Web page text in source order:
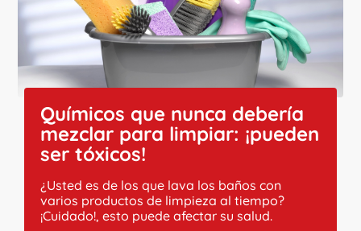
Químicos que nunca debería
mezclar para limpiar: ¡pueden
ser tóxicos!
¿Usted es de los que lava los baños con
varios productos de limpieza al tiempo?
¡Cuidado!, esto puede afectar su salud.